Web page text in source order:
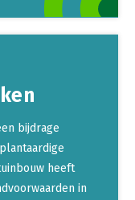
bijdrage
heeft
in